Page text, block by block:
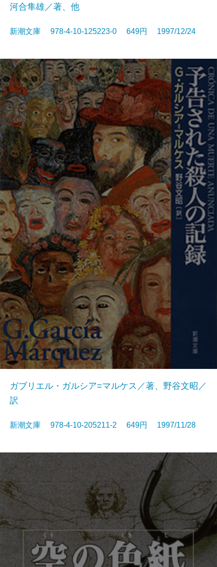
河合隼雄／著、他
新潮文庫 978-4-10-125223-0 649円 1997/12/24
ガブリエル・ガルシア=マルケス／著、野谷文昭／
訳
新潮文庫 978-4-10-205211-2 649円 1997/11/28